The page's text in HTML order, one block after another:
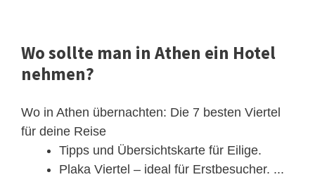
Wo sollte man in Athen ein Hotel
nehmen?
Wo in Athen übernachten: Die 7 besten Viertel
für deine Reise
Tipps und Übersichtskarte für Eilige.
Plaka Viertel – ideal für Erstbesucher. ...